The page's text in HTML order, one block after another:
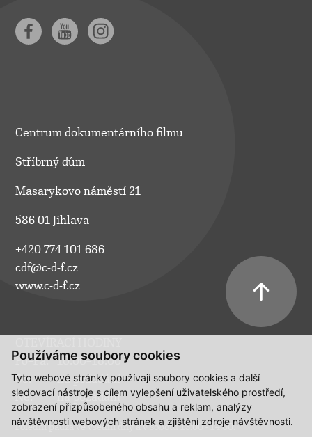
Používáme soubory cookies
Tyto webové stránky používají soubory cookies a další
sledovací nástroje s cílem vylepšení uživatelského prostředí,
zobrazení přizpůsobeného obsahu a reklam, analýzy
návštěvnosti webových stránek a zjištění zdroje návštěvnosti.
Centrum dokumentárního filmu
Stříbrný dům
Masarykovo náměstí 21
586 01 Jihlava
+420 774 101 686
cdf@c-d-f.cz
www.c-d-f.cz
Po–Pá:
10.00–18.00
So:
na požádání
Ne:
na požádání
Polední pauza ve všední dny a v sobotu 13:00 - 14:00.